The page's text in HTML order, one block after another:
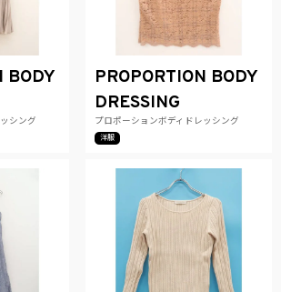
BODY
シング
PROPORTION BODY
DRESSING
プロポーションボディドレッシング
洋服